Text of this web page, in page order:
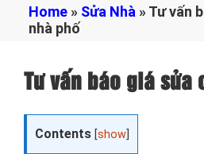
Home » Sửa Nhà »Tư vấn
nhà phố
Tư vấn báo giá sửa
Contents [show